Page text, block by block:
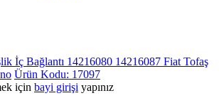
İç Bağlantı 14216080 14216087 Fiat Tofaş
Ürün Kodu: 17097
için bayi girişi yapınız